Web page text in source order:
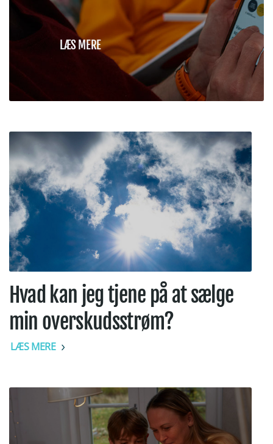
LÆS MERE
Hvad kan jeg tjene på at sælge
min overskudsstrøm?
LÆS MERE